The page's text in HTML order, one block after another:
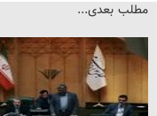
مطلب بعدی...